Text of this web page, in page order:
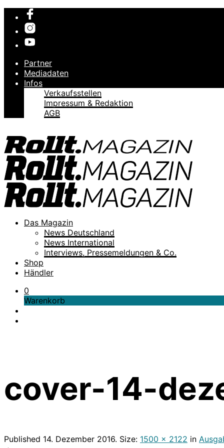
Partner
Mediadaten
Infos
Verkaufsstellen
Impressum & Redaktion
AGB
Das Magazin
News Deutschland
News International
Interviews, Pressemeldungen & Co.
Shop
Händler
0
Warenkorb
cover-14-
Published 14. Dezember 2016. Size: 1500 × 2122 in